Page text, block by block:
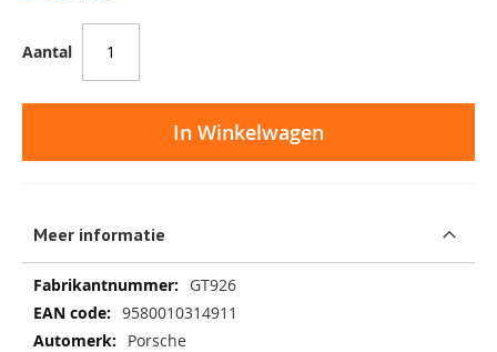
Aantal
In Winkelwagen
Meer informatie
Meer
informatie
GT926
9580010314911
Porsche